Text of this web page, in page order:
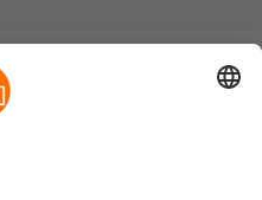
隐私政策